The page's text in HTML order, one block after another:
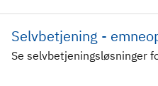
Selvbetjening -
Se selvbetjeningsløsninger